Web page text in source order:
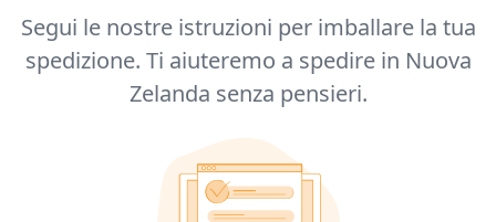
Segui le nostre istruzioni per imballare la tua
spedizione. Ti aiuteremo a spedire in Nuova
Zelanda senza pensieri.